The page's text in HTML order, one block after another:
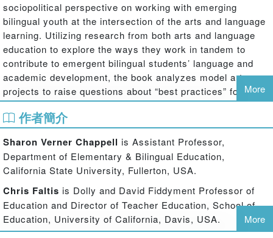
sociopolitical perspective on working with emerging
bilingual youth at the intersection of the arts and language
learning. Utilizing research from both arts and language
education to explore the ways they work in tandem to
contribute to emergent bilingual students’ language and
academic development, the book analyzes model arts
projects to raise questions about “best practices” for and
with marginalized bilingual young people, in terms of
relevance to their languages, cultures, and communities
that the arts can be especially valuable for contributing to
English learning by enabling learners to experience ideas,
patterns, and relationship (form) in ways that lead to new
knowledge (content). Each chapter features vignettes
showcasing current projects with ELL populations both in
and out of school and visual art pieces and poems, to
prompt reflection on key issues and relevant concepts and
More
作者簡介
Sharon Verner Chappell is Assistant Professor,
Department of Elementary & Bilingual Education,
California State University, Fullerton, USA.
Chris Faltis is Dolly and David Fiddyment Professor of
Education and Director of Teacher Education, School of
Education, University of California, Davis, USA.
More